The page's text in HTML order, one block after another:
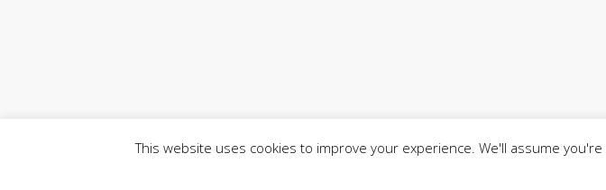
This website uses cookies to improve your experience. We'll assume